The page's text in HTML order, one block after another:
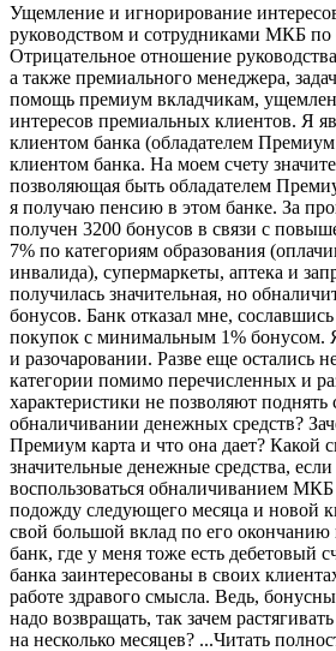
Ущемление и игнорирование
руководством и сотрудниками МКБ
Отрицательное отношение
а также премиального менеджера,
помощь премиум вкладчикам,
интересов премиальных клиентов. Я
клиентом банка (обладателем
клиентом банка. На моем счету
позволяющая быть обладателем
я получаю пенсию в этом банке. За
получен 3200 бонусов в связи с
7% по категориям образования
инвалида), супермаркеты, аптека и
получилась значительная, но
бонусов. Банк отказал мне,
покупок с минимальным 1% бонусом.
и разочаровании. Разве еще остались
категории помимо перечисленных и
характеристики не позволяют
обналичивании денежных средств?
Премиум карта и что она дает? Какой
значительные денежные средства,
воспользоваться обналичиванием
подожду следующего месяца и новой
свой большой вклад по его окончанию
банк, где у меня тоже есть дебетовый
банка заинтересованы в своих
работе здравого смысла. Ведь,
надо возвращать, так зачем
на несколько месяцев? ...Читать